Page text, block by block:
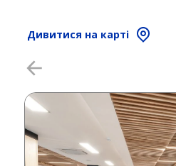
Дивитися на карті